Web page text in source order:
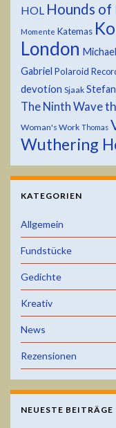
HOL Hounds of
Momente Katemas
London Michael
Gabriel Polaroid
devotion Sjaak Stefan
The Ninth Wave
Woman's Work Thomas
Wuthering
KATEGORIEN
Allgemein
Fundstücke
Gedichte
Kreativ
News
Rezensionen
NEUESTE BEITRÄGE